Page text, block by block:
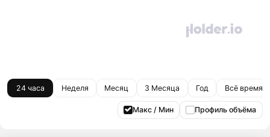
24 часа Неделя Месяц 3 Месяца Год Всё время
Макс / Мин Профиль объёма